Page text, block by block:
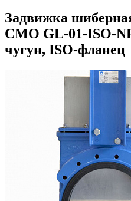
Задвижка
СМО GL-01-ISO-
чугун, ISO-фланец